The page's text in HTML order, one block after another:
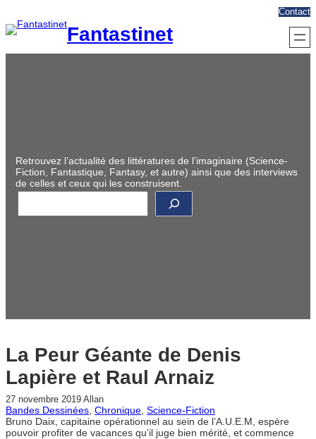
au
contenu
Fantastinet
Contact
Retrouvez l’actualité des littératures de l’imaginaire (Science-
Fiction, Fantastique, Fantasy, et autre) ainsi que des interviews
de celles et ceux qui les construisent.
R
c
La Peur Géante de Denis
Lapière et Raul Arnaiz
27 novembre 2019 Allan
Bandes Dessinées Chronique Science-Fiction
Bruno Daix, capitaine opérationnel au sein de l’A.U.E.M, espère
pouvoir profiter de vacances qu’il juge bien mérité, et commence